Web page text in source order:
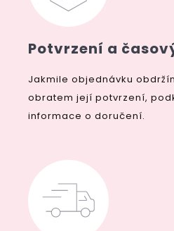
Potvrzení a
Jakmile objednávku
obratem její potvrzení,
informace o doručení.